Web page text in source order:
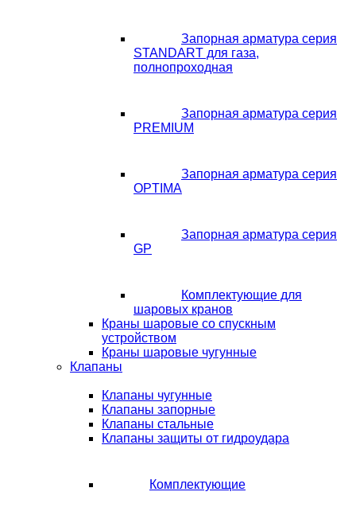
Запорная арматура серия
STANDART для газа,
полнопроходная
Запорная арматура серия
PREMIUM
Запорная арматура серия
OPTIMA
Запорная арматура серия
GP
Комплектующие для
шаровых кранов
Краны шаровые со спускным
устройством
Краны шаровые чугунные
Клапаны
Клапаны чугунные
Клапаны запорные
Клапаны стальные
Клапаны защиты от гидроудара
Комплектующие